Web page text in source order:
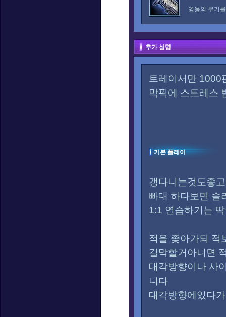
영웅의 무기
추가 설명
트레이서만 1000
막픽에 스트레스
기본 플레이
갱다니는것도좋
빠대 하다보면 솔
1:1 연습하기는
적을 좆아가되 적
길막할거아니면
대각방향이나 사
니다
대각방향에있다